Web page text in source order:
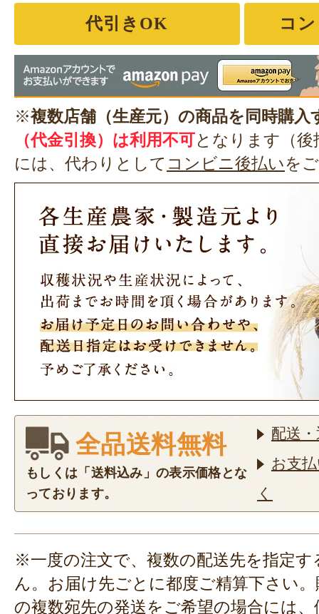
代引きOK コ
※複数店舗（生産元）の商品を同時購入
（代金引換）は利用不可となります（
には、代わりとして コンビニ後払いを
全品送料無料
もしくは「送料込み」の表示価格とな
っております。
配送
お支
く
※一度の注文で、複数の配送先を指定
ん。お届け先ごとに都度ご精算下さい
の複数宛先の発送をご希望の場合には、